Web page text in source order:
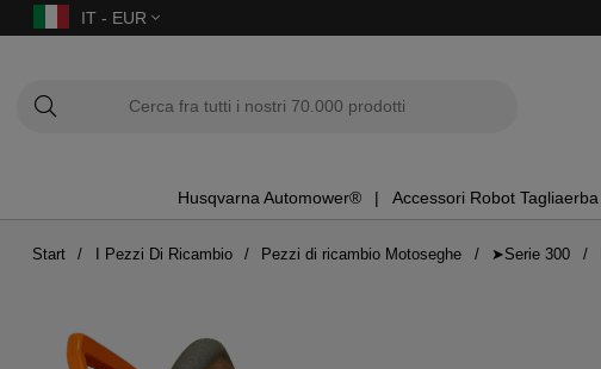
IT - EUR
Husqvarna Automower® Accessori Robot Tagliaerba
Start I Pezzi Di Ricambio Pezzi di ricambio Motoseghe ➤Serie 300